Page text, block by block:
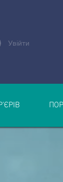
Увійти